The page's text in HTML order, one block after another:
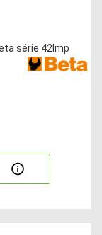
série 42lmp